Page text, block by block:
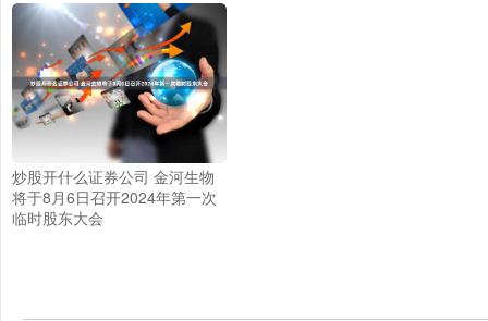
炒股开什么证券公司 金河生物
将于8月6日召开2024年第一次
临时股东大会